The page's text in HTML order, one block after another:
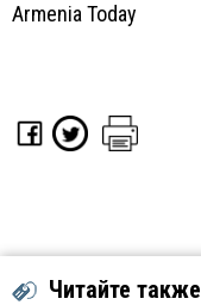
Armenia Today
Читайте также